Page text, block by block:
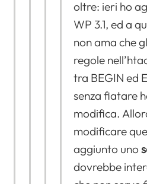
oltre: ieri ho
WP 3.1, ed a
non ama che
regole
tra BEGIN ed
senza fiatare
modifica.
modificare
aggiunto uno
dovrebbe